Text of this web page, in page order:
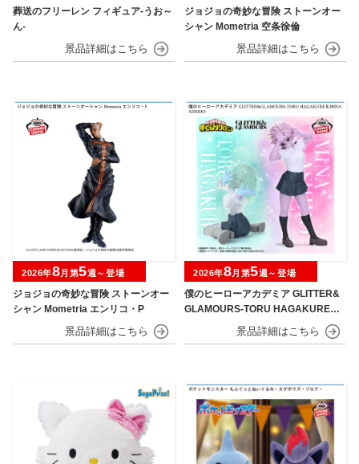
葬送のフリーレン フィギュア-うお～
ん-
ジョジョの奇妙な冒険 ストーンオー
シャン Mometria 空条徐倫
ジョジョの奇妙な冒険 ストーンオー
シャン Mometria エンリコ・P
2026年8月第5週～登場
僕のヒーローアカデミア GLITTER&
GLAMOURS-TORU HAGAKURE＆
MINA ASHIDO-
2026年8月第5週～登場